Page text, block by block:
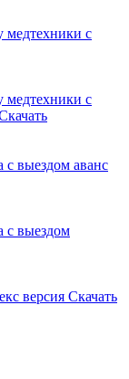
медтехники с
медтехники с
с выездом аванс
с выездом
версия Скачать